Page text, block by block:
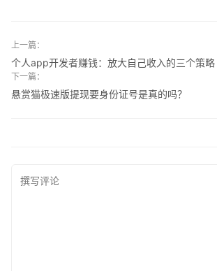
上一篇：
个人app开发者赚钱：放大自己收入的三个策略
下一篇：
悬赏猫极速版提现要身份证号是真的吗？